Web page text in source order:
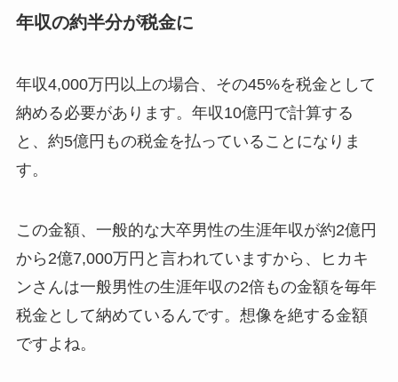
年収の約半分が税金に
年収4,000万円以上の場合、その45%を税金として
納める必要があります。年収10億円で計算する
と、約5億円もの税金を払っていることになりま
す。
この金額、一般的な大卒男性の生涯年収が約2億円
から2億7,000万円と言われていますから、ヒカキ
ンさんは一般男性の生涯年収の2倍もの金額を毎年
税金として納めているんです。想像を絶する金額
ですよね。